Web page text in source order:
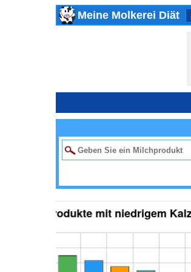
Meine Molkerei Diät